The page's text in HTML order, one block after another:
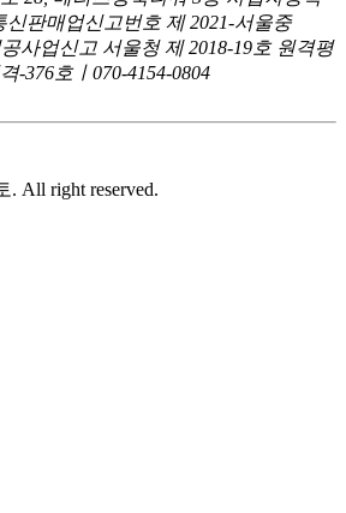
신판매업신고번호 제 2021-서울중
사업신고 서울청 제 2018-19호 원격평
-376호ㅣ070-4154-0804
. All right reserved.